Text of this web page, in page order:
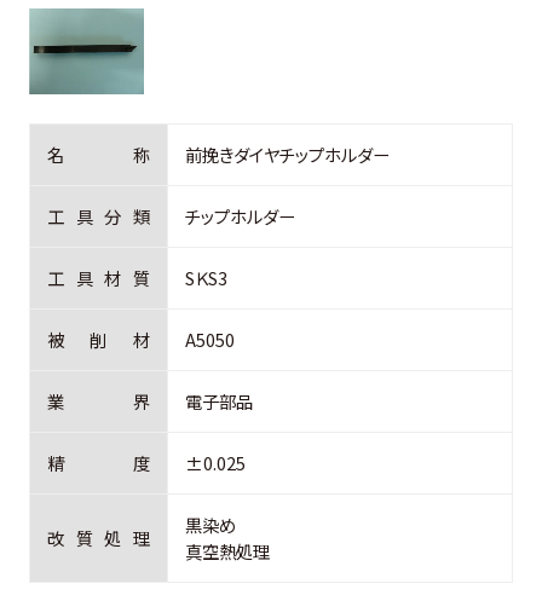
名 称 前挽きダイヤチップホルダー
工 具 分 類 チップホルダー
工 具 材 質 SＫS3
被 削 材 A5050
業 界 電子部品
精 度 ±0.025
改 質 処 理
黒染め
真空熱処理